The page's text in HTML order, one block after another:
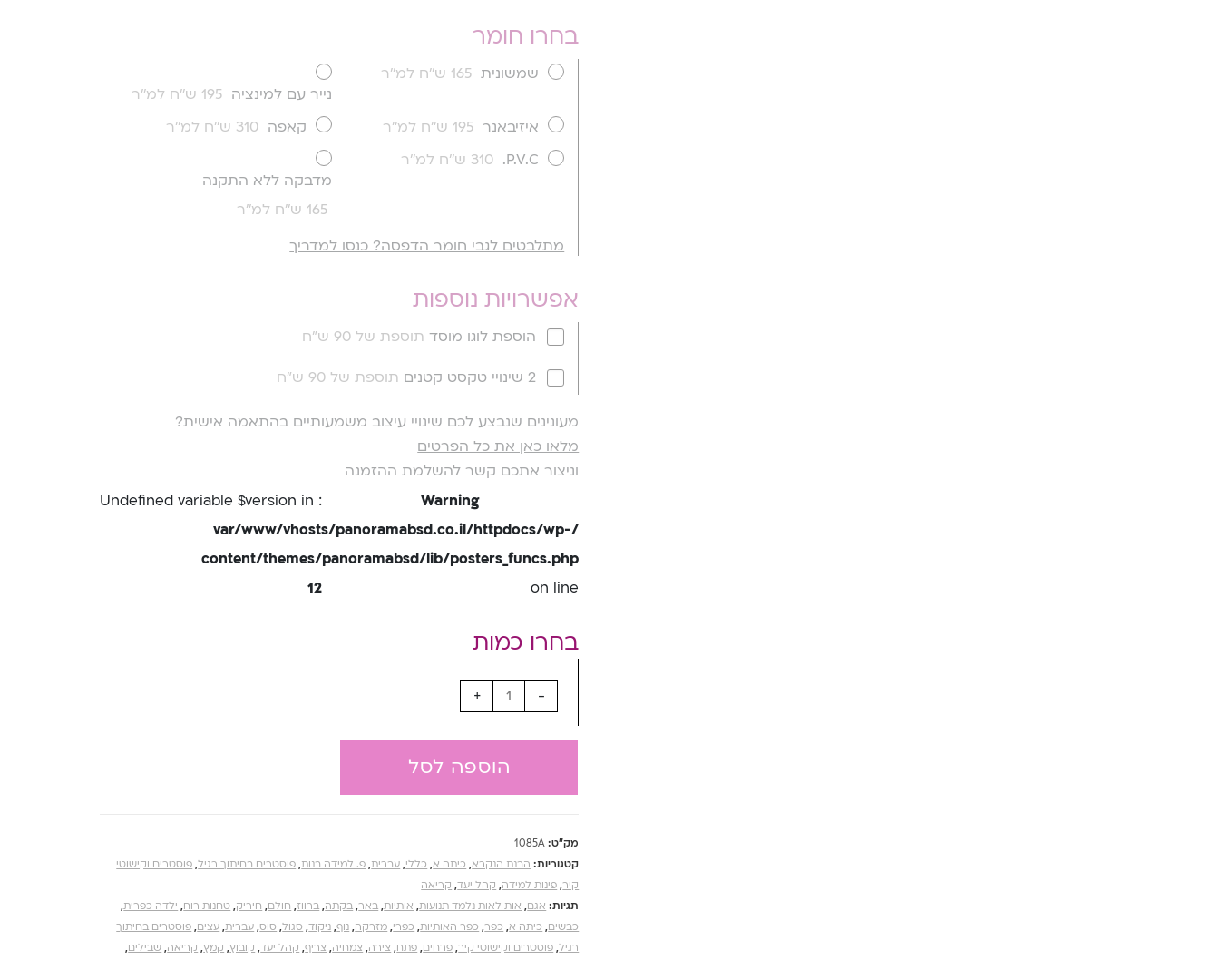
בחרו חומר
שמשונית 165 ש''ח למ''ר
נייר עם למינציה 195 ש''ח למ''ר
איזיבאנר 195 ש''ח למ''ר קאפה 310 ש''ח למ''ר
P.V.C.
310 ש''ח למ''ר
מדבקה ללא התקנה
165 ש''ח למ''ר
מתלבטים לגבי חומר הדפסה? כנסו למדריך
אפשרויות נוספות
הוספת לוגו מוסד תוספת של 90 ש"ח
2 שינויי טקסט קטנים תוספת של 90 ש"ח
מעונינים שנבצע לכם שינויי עיצוב משמעותיים בהתאמה אישית?
מלאו כאן את כל הפרטים
וניצור אתכם קשר להשלמת ההזמנה
Warning
: Undefined variable $version in
/var/www/vhosts/panoramabsd.co.il/httpdocs/wp-
content/themes/panoramabsd/lib/posters_funcs.php
on line
12
-
+
הוספה לסל
מק"ט: 1085A
קטגוריות: הבנת הנקרא, כיתה א, כללי, עברית, פ. למידה בנות, פוסטרים בחיתוך רגיל, פוסטרים וקישוטי
קיר, פינות למידה, קהל יעד, קריאה
תגיות: אגם, אות לאות נלמד תנועות, אותיות, באר, בקתה, ברווז, חולם, חיריק, טחנות רוח, ילדה כפרית,
כבשים, כיתה א, כפר, כפר האותיות, כפרי, מזרקה, נוף, ניקוד, סגול, סוס, עברית, עצים, פוסטרים בחיתוך
רגיל, פוסטרים וקישוטי קיר, פרחים, פתח, צירה, צמחיה, צריף, קהל יעד, קובוץ, קמץ, קריאה, שבילים,